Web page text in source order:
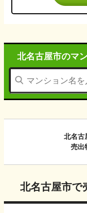
北名古屋市のマ
北名古
売出
北名古屋市で